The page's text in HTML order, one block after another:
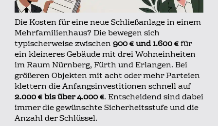
Die Kosten für eine neue Schließanlage in einem
Mehrfamilienhaus? Die bewegen sich
typischerweise zwischen900 € und 1.600 €für
ein kleineres Gebäude mit drei Wohneinheiten
im Raum Nürnberg, Fürth und Erlangen. Bei
größeren Objekten mit acht oder mehr Parteien
klettern die Anfangsinvestitionen schnell auf
2.000 € bis über 4.000 €. Entscheidend sind dabei
immer die gewünschte Sicherheitsstufe und die
Anzahl der Schlüssel.